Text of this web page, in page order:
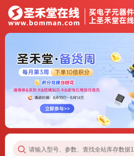
请输入型号、参数、查找全站库存数据1